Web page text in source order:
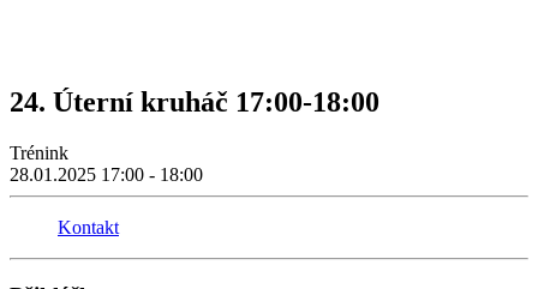
24. Úterní kruháč 17:00-18:00
Trénink
28.01.2025 17:00 - 18:00
Kontakt